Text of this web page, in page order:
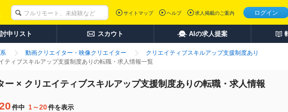
ログイン
サイトマップ ヘルプ 求人掲載のご案内
中リスト スカウト AIの求人提案
動画クリエイター・映像クリエイター
クリエイティブスキルアップ支援制度あり
ティブスキルアップ支援制度ありの転職・求人情報一覧
× クリエイティブスキルアップ支援制度ありの転職・求人情報
件中 1～20件を表示